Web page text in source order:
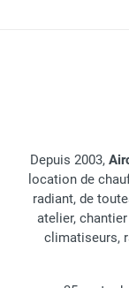
Depuis 2003,
location de
radiant, de
atelier,
climatiseurs,